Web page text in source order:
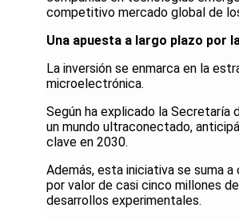
competitivo mercado global de
Una apuesta a largo plazo por
La inversión se enmarca en la
microelectrónica.
Según ha explicado la
un mundo ultraconectado,
clave en 2030.
Además, esta iniciativa se suma
por valor de casi cinco millones
desarrollos experimentales.